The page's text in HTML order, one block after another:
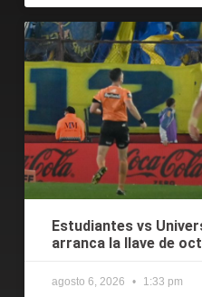
Estudiantes vs
arranca la llave de
agosto 6, 2026 1:33 pm